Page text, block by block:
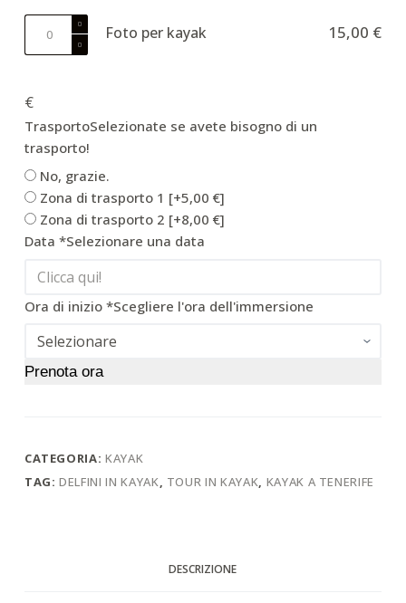
quantità
Foto per kayak 15,00 €
€
TrasportoSelezionate se avete bisogno di un
trasporto!
No, grazie.
Zona di trasporto 1 [+5,00 €]
Zona di trasporto 2 [+8,00 €]
Data *Selezionare una data
Ora di inizio*Scegliere l'ora dell'immersione
Prenota ora
CATEGORIA:KAYAK
TAG:DELFINI IN KAYAK, TOUR IN KAYAK, KAYAK A TENERIFE
DESCRIZIONE